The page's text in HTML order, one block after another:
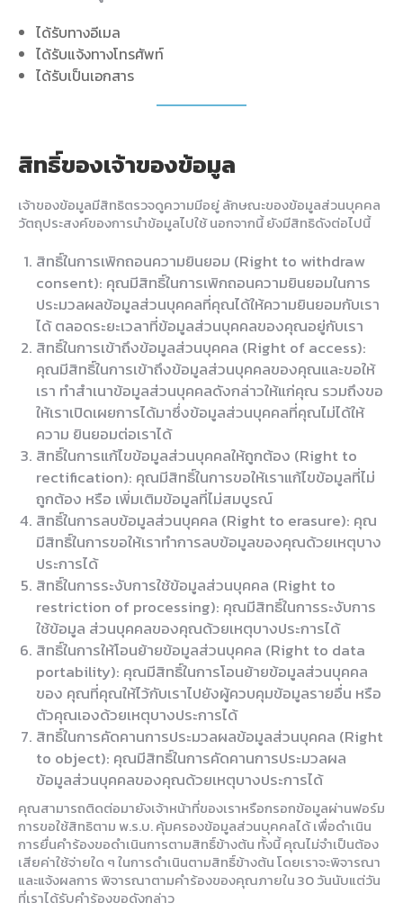
ได้รับทางอีเมล
ได้รับแจ้งทางโทรศัพท์
ได้รับเป็นเอกสาร
สิทธิ์ของเจ้าของข้อมูล
เจ้าของข้อมูลมีสิทธิตรวจดูความมีอยู่ ลักษณะของข้อมูลส่วนบุคคล
วัตถุประสงค์ของการนำข้อมูลไปใช้ นอกจากนี้ ยังมีสิทธิดังต่อไปนี้
สิทธิ์ในการเพิกถอนความยินยอม (Right to withdraw
consent): คุณมีสิทธิ์ในการเพิกถอนความยินยอมในการ
ประมวลผลข้อมูลส่วนบุคคลที่คุณได้ให้ความยินยอมกับเรา
ได้ ตลอดระยะเวลาที่ข้อมูลส่วนบุคคลของคุณอยู่กับเรา
สิทธิ์ในการเข้าถึงข้อมูลส่วนบุคคล (Right of access):
คุณมีสิทธิ์ในการเข้าถึงข้อมูลส่วนบุคคลของคุณและขอให้
เรา ทำสำเนาข้อมูลส่วนบุคคลดังกล่าวให้แก่คุณ รวมถึงขอ
ให้เราเปิดเผยการได้มาซึ่งข้อมูลส่วนบุคคลที่คุณไม่ได้ให้
ความ ยินยอมต่อเราได้
สิทธิ์ในการแก้ไขข้อมูลส่วนบุคคลให้ถูกต้อง (Right to
rectification): คุณมีสิทธิ์ในการขอให้เราแก้ไขข้อมูลที่ไม่
ถูกต้อง หรือ เพิ่มเติมข้อมูลที่ไม่สมบูรณ์
สิทธิ์ในการลบข้อมูลส่วนบุคคล (Right to erasure): คุณ
มีสิทธิ์ในการขอให้เราทำการลบข้อมูลของคุณด้วยเหตุบาง
ประการได้
สิทธิ์ในการระงับการใช้ข้อมูลส่วนบุคคล (Right to
restriction of processing): คุณมีสิทธิ์ในการระงับการ
ใช้ข้อมูล ส่วนบุคคลของคุณด้วยเหตุบางประการได้
สิทธิ์ในการให้โอนย้ายข้อมูลส่วนบุคคล (Right to data
portability): คุณมีสิทธิ์ในการโอนย้ายข้อมูลส่วนบุคคล
ของ คุณที่คุณให้ไว้กับเราไปยังผู้ควบคุมข้อมูลรายอื่น หรือ
ตัวคุณเองด้วยเหตุบางประการได้
สิทธิ์ในการคัดคานการประมวลผลข้อมูลส่วนบุคคล (Right
to object): คุณมีสิทธิ์ในการคัดคานการประมวลผล
ข้อมูลส่วนบุคคลของคุณด้วยเหตุบางประการได้
คุณสามารถติดต่อมายังเจ้าหน้าที่ของเราหรือกรอกข้อมูลผ่านฟอร์ม
การขอใช้สิทธิตาม พ.ร.บ. คุ้มครองข้อมูลส่วนบุคคลได้ เพื่อดำเนิน
การยื่นคำร้องขอดำเนินการตามสิทธิ์ข้างต้น ทั้งนี้ คุณไม่จำเป็นต้อง
เสียค่าใช้จ่ายใด ๆ ในการดำเนินตามสิทธิ์ข้างต้น โดยเราจะพิจารณา
และแจ้งผลการ พิจารณาตามคำร้องของคุณภายใน 30 วันนับแต่วัน
ที่เราได้รับคำร้องขอดังกล่าว